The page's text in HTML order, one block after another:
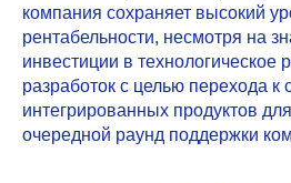
компания сохраняет высокий
рентабельности, несмотря на
инвестиции в технологическое
разработок с целью перехода к
интегрированных продуктов
очередной раунд поддержки